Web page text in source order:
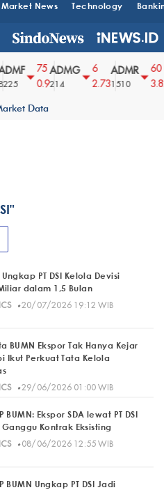
Market News Technology
75
0.9
ADMG
214
2.73
ADMR
1510
60
3.82
Data
PT DSI Kelola Devisi
dalam 1,5 Bulan
· 20/07/2026 19:12 WIB
BUMN Ekspor Tak Hanya Kejar
Ikut Perkuat Tata Kelola
· 29/06/2026 01:00 WIB
BUMN: Ekspor SDA lewat PT DSI
Kontrak Eksisting
· 08/06/2026 12:55 WIB
BUMN Ungkap PT DSI Jadi